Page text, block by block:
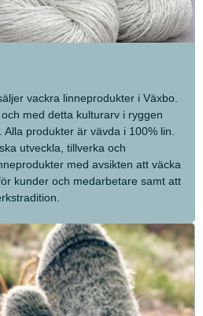
vackra linneprodukter i Växbo.
med detta kulturarv i ryggen
produkter är vävda i 100% lin.
utveckla, tillverka och
med avsikten att väcka
kunder och medarbetare samt att